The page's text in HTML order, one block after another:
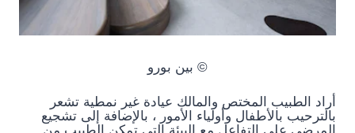
© بين بورو
أراد الطبيب المختص والمالك عيادة غير نمطية تشعر
بالترحيب بالأطفال وأولياء الأمور ، بالإضافة إلى تشجيع